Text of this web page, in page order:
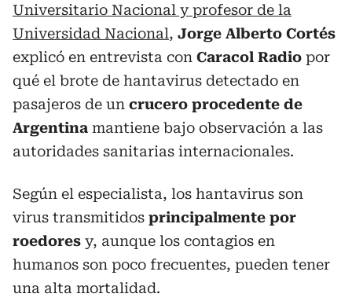
Universitario Nacional y profesor de la
Universidad Nacional, Jorge Alberto Cortés
explicó en entrevista con Caracol Radio por
qué el brote de hantavirus detectado en
pasajeros de un crucero procedente de
Argentina mantiene bajo observación a las
autoridades sanitarias internacionales.
Según el especialista, los hantavirus son
virus transmitidos principalmente por
roedores y, aunque los contagios en
humanos son poco frecuentes, pueden tener
una alta mortalidad.